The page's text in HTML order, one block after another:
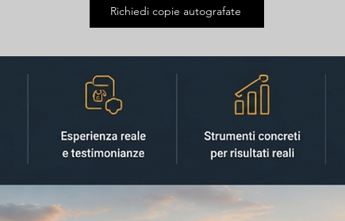
Richiedi copie autografate